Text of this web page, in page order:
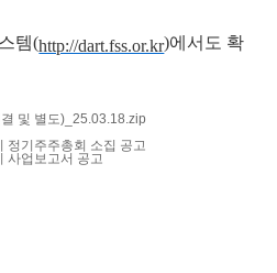
템(http://dart.fss.or.kr)에서도 확
및 별도)_25.03.18.zip
정기주주총회 소집 공고
사업보고서 공고